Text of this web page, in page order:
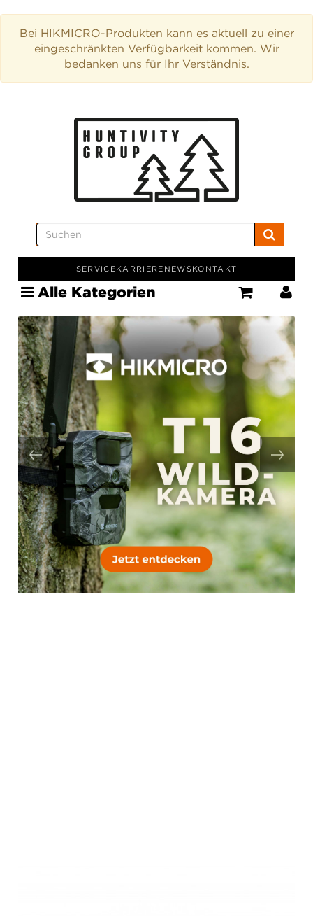
Bei HIKMICRO-Produkten kann es aktuell zu einer
eingeschränkten Verfügbarkeit kommen. Wir
bedanken uns für Ihr Verständnis.
SERVICEKARRIERE NEWSKONTAKT
Alle Kategorien